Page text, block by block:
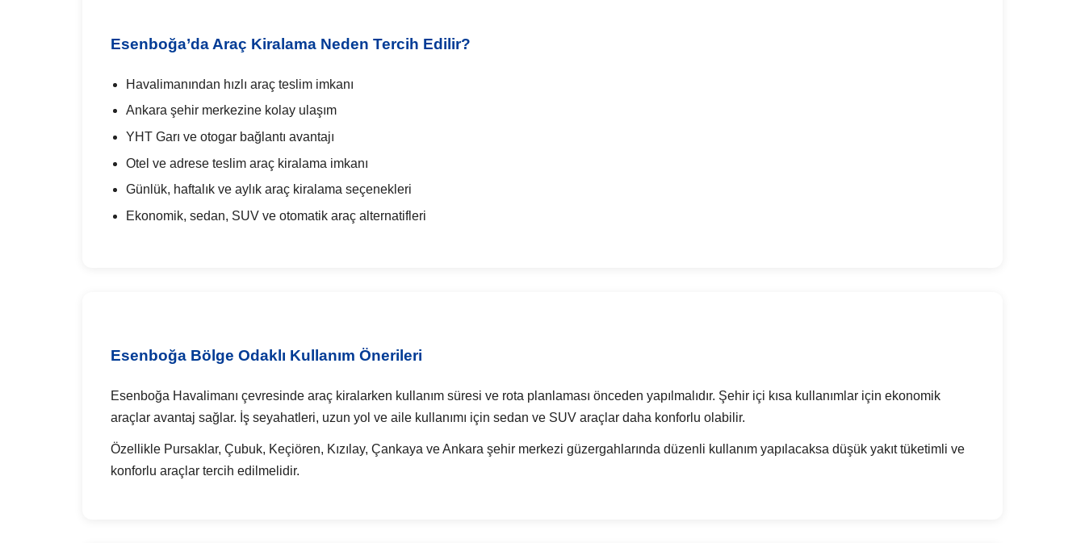
Esenboğa’da Araç Kiralama Neden Tercih Edilir?
Havalimanından hızlı araç teslim imkanı
Ankara şehir merkezine kolay ulaşım
YHT Garı ve otogar bağlantı avantajı
Otel ve adrese teslim araç kiralama imkanı
Günlük, haftalık ve aylık araç kiralama seçenekleri
Ekonomik, sedan, SUV ve otomatik araç alternatifleri
Esenboğa Bölge Odaklı Kullanım Önerileri
Esenboğa Havalimanı çevresinde araç kiralarken kullanım süresi ve rota planlaması önceden yapılmalıdır. Şehir içi kısa kullanımlar için ekonomik
araçlar avantaj sağlar. İş seyahatleri, uzun yol ve aile kullanımı için sedan ve SUV araçlar daha konforlu olabilir.
Özellikle Pursaklar, Çubuk, Keçiören, Kızılay, Çankaya ve Ankara şehir merkezi güzergahlarında düzenli kullanım yapılacaksa düşük yakıt tüketimli ve
konforlu araçlar tercih edilmelidir.